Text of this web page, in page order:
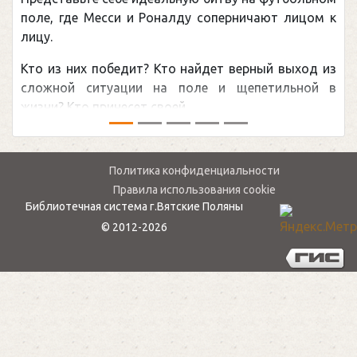
лицом к
выход из
в
Погоня Александра Овечкина за
обсуждаемая хоккейная тема
мире.Перед сезоном Национальной
— ...
Политика конфиденциальности
Правила использования cookie
Библиотечная система г.Вятские Поляны
© 2012-2026